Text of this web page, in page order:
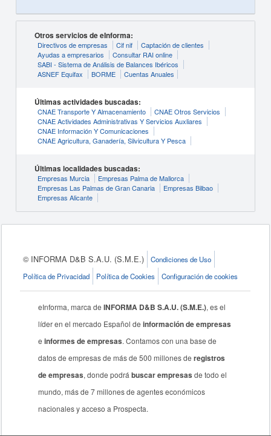
Otros servicios de eInforma:
Directivos de empresas Cif nif
Captación de clientes
Ayudas a empresarios
Consultar RAI online
SABI - Sistema de Análisis de Balances Ibéricos
ASNEF Equifax
BORME Cuentas Anuales
Últimas actividades buscadas:
CNAE Transporte Y Almacenamiento
CNAE Otros Servicios
CNAE Actividades Administrativas Y Servicios Auxliares
CNAE Información Y Comunicaciones
CNAE Agricultura, Ganadería, Silvicultura Y Pesca
Últimas localidades buscadas:
Empresas Murcia
Empresas Palma de Mallorca
Empresas Las Palmas de Gran Canaria
Empresas Bilbao
Empresas Alicante
© INFORMA D&B S.A.U. (S.M.E.)
Condiciones de Uso
Política de Privacidad
Política de Cookies Configuración de cookies
eInforma, marca deINFORMA D&B S.A.U. (S.M.E.), es el
líder en el mercado Español deinformación de empresas
einformes de empresas. Contamos con una base de
datos de empresas de más de 500 millones deregistros
de empresas, donde podrábuscar empresas de todo el
mundo, más de 7 millones de agentes económicos
nacionales y acceso a Prospecta.